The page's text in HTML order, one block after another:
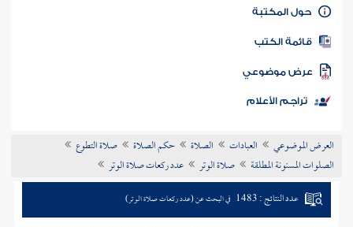
كتاب الأمة
المكتبة
الكتب
موضوعي
تراجم الأعلام
العرض الموضوعي العبادات الصلاة حكم الصلاة
صلاة التطوع
الصلوات المسنونة المطلقة
صلاة الوتر عدد ركعات صلاة الوتر
عدد النتائج : 1483 في البحث عن (عدد ركعات صلاة الوتر)